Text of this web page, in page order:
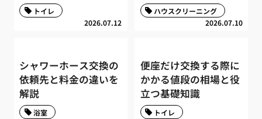
2026.07.12
トイレ
2026.07.10
ハウスクリーニング
シャワーホース交換の
依頼先と料金の違いを
解説
浴室
便座だけ交換する際に
かかる値段の相場と役
立つ基礎知識
トイレ